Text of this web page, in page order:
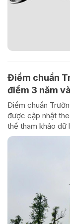
Điểm chuẩn
điểm 3 năm
Điểm chuẩn
được cập nhật
thể tham khảo dữ